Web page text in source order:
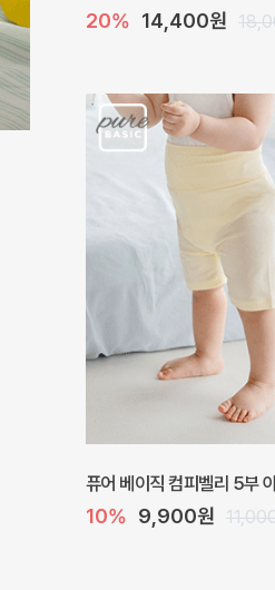
20% 14,400원
퓨어 베이직 컴피벨리 5부
10% 9,900원